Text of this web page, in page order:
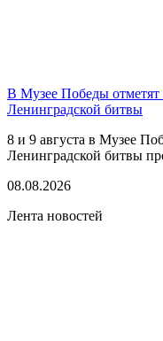
В Музее Победы
Ленинградской битвы
8 и 9 августа в Музее
Ленинградской битвы
08.08.2026
Лента новостей